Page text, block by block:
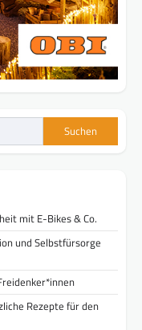
Suchen
mit E-Bikes & Co.
und Selbstfürsorge
Rezepte für den